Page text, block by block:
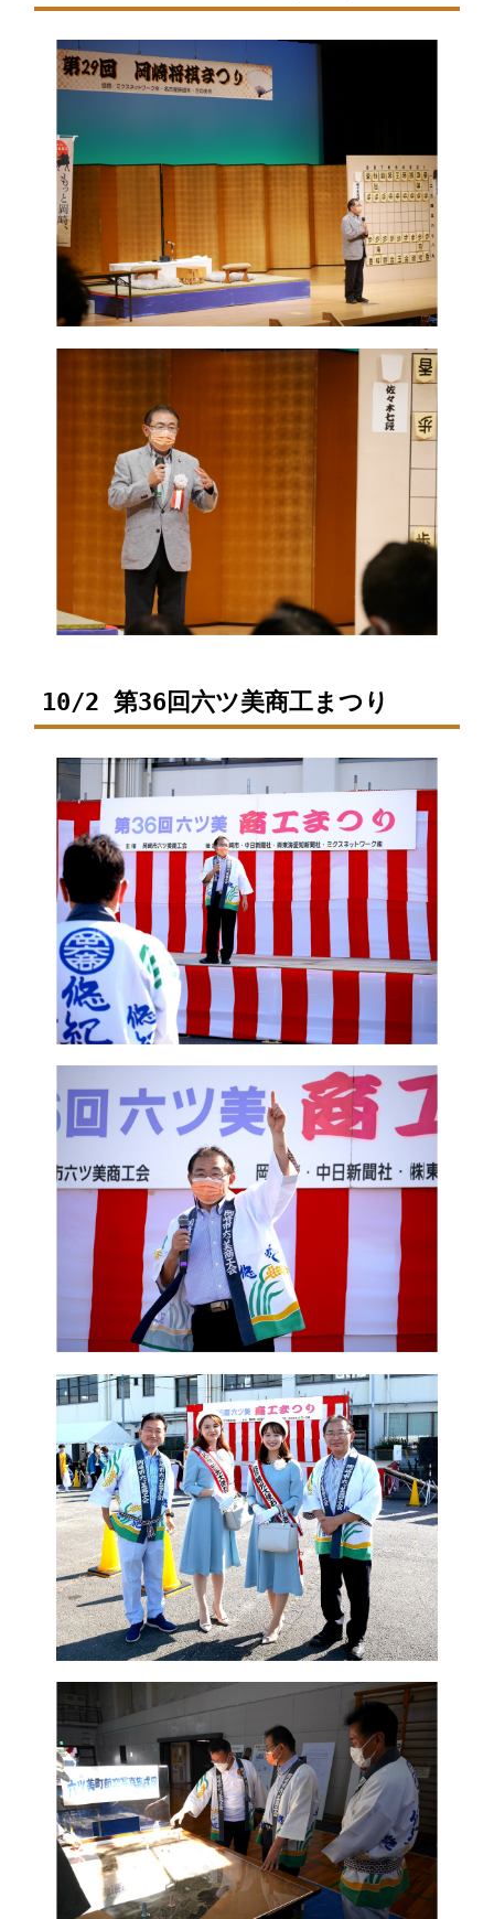
10/2 第36回六ツ美商工まつり